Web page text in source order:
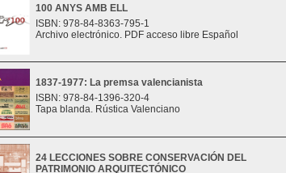
100 ANYS AMB ELL
ISBN: 978-84-8363-795-1
Archivo electrónico. PDF acceso libre Español
1837-1977: La premsa valencianista
ISBN: 978-84-1396-320-4
Tapa blanda. Rústica Valenciano
24 LECCIONES SOBRE CONSERVACIÓN DEL
PATRIMONIO ARQUITECTÓNICO